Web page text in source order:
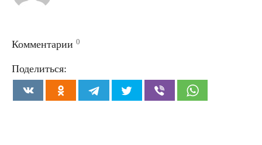
Комментарии 0
Поделиться: